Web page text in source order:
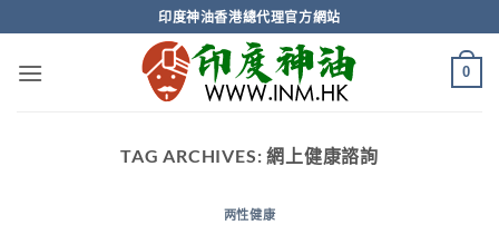
to
content
印度神油香港總代理官方網站
0
TAG ARCHIVES:網上健康諮詢
两性健康